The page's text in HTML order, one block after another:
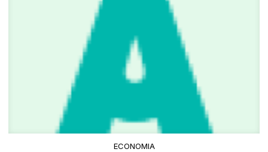
ECONOMIA